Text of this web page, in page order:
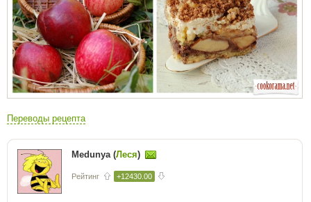
Переводы рецепта
Medunya (Леся)
Рейтинг +12430.00